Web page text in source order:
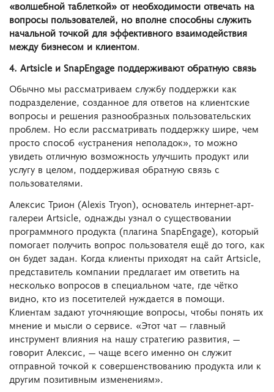
«волшебной таблеткой» от необходимости отвечать на
вопросы пользователей, но вполне способны служить
начальной точкой для эффективного взаимодействия
между бизнесом и клиентом.
4. Artsicle и SnapEngage поддерживают обратную связь
Обычно мы рассматриваем службу поддержки как
подразделение, созданное для ответов на клиентские
вопросы и решения разнообразных пользовательских
проблем. Но если рассматривать поддержку шире, чем
просто способ «устранения неполадок», то можно
увидеть отличную возможность улучшить продукт или
услугу в целом, поддерживая обратную связь с
пользователями.
Алексис Трион (Alexis Tryon), основатель интернет-арт-
галереи Artsicle, однажды узнал о существовании
программного продукта (плагина SnapEngage), который
помогает получить вопрос пользователя ещё до того, как
он будет задан. Когда клиенты приходят на сайт Artsicle,
представитель компании предлагает им ответить на
несколько вопросов в специальном чате, где чётко
видно, кто из посетителей нуждается в помощи.
Клиентам задают уточняющие вопросы, чтобы понять их
мнение и мысли о сервисе. «Этот чат ― главный
инструмент влияния на нашу стратегию развития, ―
говорит Алексис, ― чаще всего именно он служит
отправной точкой к совершенствованию продукта или к
другим позитивным изменениям».